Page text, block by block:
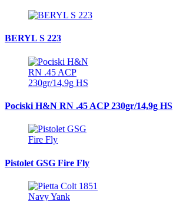
BERYL S 223
Pociski H&N RN .45 ACP 230gr/14,9g HS
Pistolet GSG Fire Fly